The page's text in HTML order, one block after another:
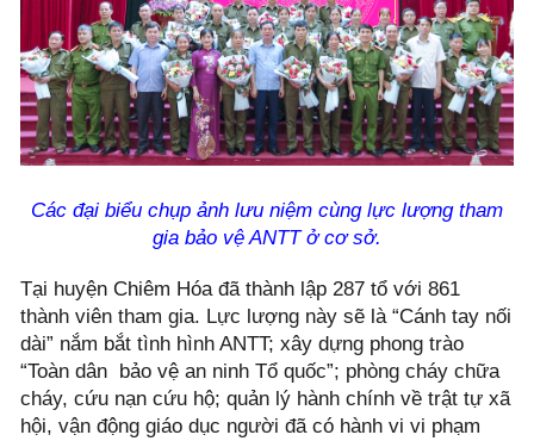
Các đại biểu chụp ảnh lưu niệm cùng lực lượng tham
gia bảo vệ ANTT ở cơ sở.
Tại huyện Chiêm Hóa đã thành lập 287 tổ với 861
thành viên tham gia. Lực lượng này sẽ là “Cánh tay nối
dài” nắm bắt tình hình ANTT; xây dựng phong trào
“Toàn dân bảo vệ an ninh Tổ quốc”; phòng cháy chữa
cháy, cứu nạn cứu hộ; quản lý hành chính về trật tự xã
hội, vận động giáo dục người đã có hành vi vi phạm